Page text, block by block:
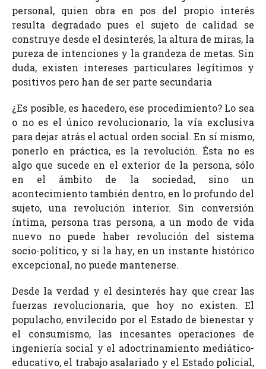
personal, quien obra en pos del propio interés
resulta degradado pues el sujeto de calidad se
construye desde el desinterés, la altura de miras, la
pureza de intenciones y la grandeza de metas. Sin
duda, existen intereses particulares legítimos y
positivos pero han de ser parte secundaria
¿Es posible, es hacedero, ese procedimiento? Lo sea
o no es el único revolucionario, la vía exclusiva
para dejar atrás el actual orden social. En sí mismo,
ponerlo en práctica, es la revolución. Ésta no es
algo que sucede en el exterior de la persona, sólo
en el ámbito de la sociedad, sino un
acontecimiento también dentro, en lo profundo del
sujeto, una revolución interior. Sin conversión
íntima, persona tras persona, a un modo de vida
nuevo no puede haber revolución del sistema
socio-político, y si la hay, en un instante histórico
excepcional, no puede mantenerse.
Desde la verdad y el desinterés hay que crear las
fuerzas revolucionaria, que hoy no existen. El
populacho, envilecido por el Estado de bienestar y
el consumismo, las incesantes operaciones de
ingeniería social y el adoctrinamiento mediático-
educativo, el trabajo asalariado y el Estado policial,